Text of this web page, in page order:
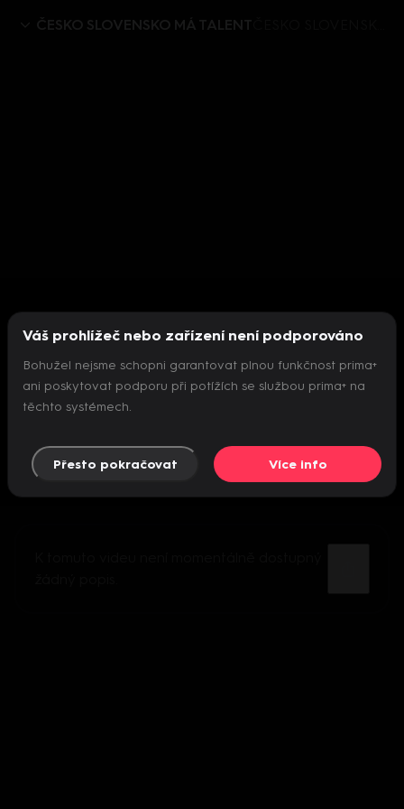
ČESKO SLOVENSKO MÁ TALENT
Nepodařilo se inicializovat přehrávač
Váš prohlížeč nebo zařízení není podporováno
Bohužel nejsme schopni garantovat plnou funkčnost prima+
ani poskytovat podporu při potížích se službou prima+ na
těchto systémech.
Přesto pokračovat Více info